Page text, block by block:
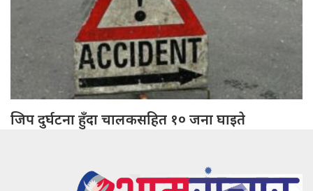
जिप दुर्घटना हुँदा चालकसहित १० जना घाइते